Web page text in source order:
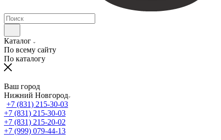
Каталог
По всему сайту
По каталогу
Ваш город
Нижний Новгород
+7 (831) 215-30-03
+7 (831) 215-30-03
+7 (831) 215-20-02
+7 (999) 079-44-13